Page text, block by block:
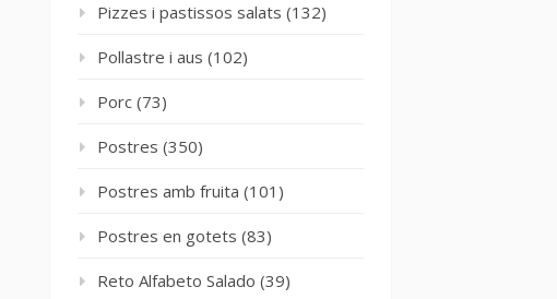
Pizzes i pastissos salats (132)
Pollastre i aus (102)
Porc (73)
Postres (350)
Postres amb fruita (101)
Postres en gotets (83)
Reto Alfabeto Salado (39)